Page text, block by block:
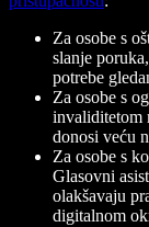
Za osobe s
slanje
potrebe
Za osobe s
invaliditetom
donosi veću
Za osobe s
Glasovni
olakšavaju
digitalnom